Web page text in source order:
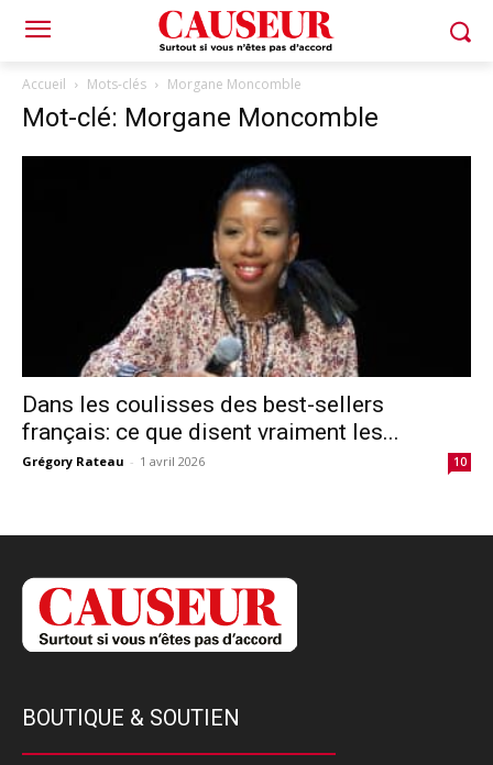
Accueil Mots-clés Morgane Moncomble
Mot-clé: Morgane Moncomble
Dans les coulisses des best-sellers
français: ce que disent vraiment les...
Grégory Rateau - 1 avril 2026 10
BOUTIQUE & SOUTIEN